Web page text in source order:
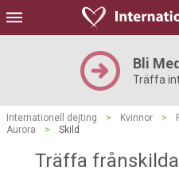
Bli
Träffa
Internationell dejting > Kvinnor >
Aurora
> Skild
Träffa